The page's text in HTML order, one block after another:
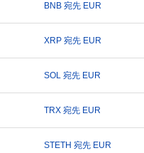
BNB 宛先 EUR
XRP 宛先 EUR
SOL 宛先 EUR
TRX 宛先 EUR
STETH 宛先 EUR